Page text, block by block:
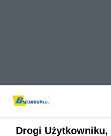
Drogi Użytkowniku,